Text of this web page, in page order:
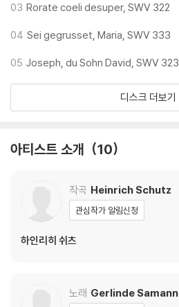
03 Rorate coeli desuper, SWV 322
04 Sei gegrusset, Maria, SWV 333
05 Joseph, du Sohn David, SWV 323
디스크 더보기
아티스트 소개 10
작곡 Heinrich Schutz
관심작가 알림신청
하인리히 쉬츠
노래 Gerlinde Samann